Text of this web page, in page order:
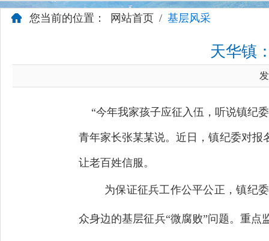
您当前的位置： 网站首页 / 基层风采
天华镇
“今年我家孩子应征入伍，听说镇纪
青年家长张某某说。近日，镇纪委对
让老百姓信服。
为保证征兵工作公平公正，镇纪
众身边的基层征兵“微腐败”问题。重